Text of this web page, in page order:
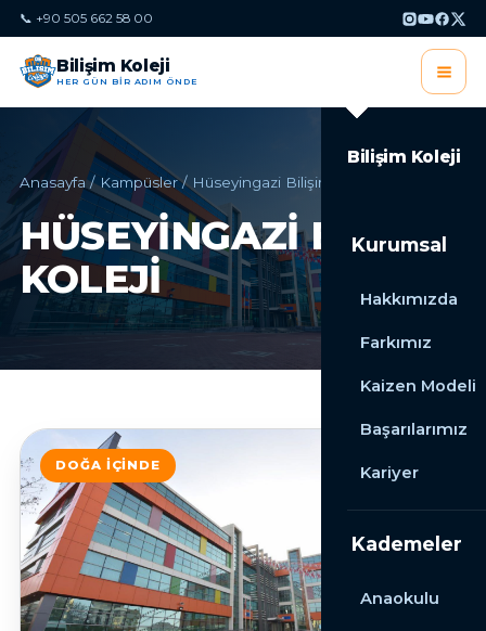
📞 +90 505 662 58 00
Bilişim Koleji
HER GÜN BİR ADIM ÖNDE
Bilişim Koleji
Kurumsal
Hakkımızda
Farkımız
Kaizen Modeli
Başarılarımız
Kariyer
Kademeler
Anaokulu
Anasayfa/Kampüsler/ Hüseyingazi Bilişim Koleji
HÜSEYINGAZI BILIŞIM
KOLEJI
DOĞA İÇINDE